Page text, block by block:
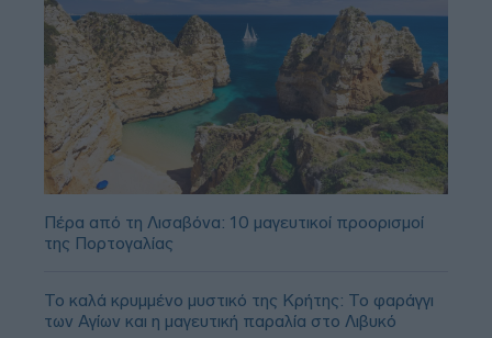
Πέρα από τη Λισαβόνα: 10 μαγευτικοί προορισμοί
της Πορτογαλίας
Το καλά κρυμμένο μυστικό της Κρήτης: Το φαράγγι
των Αγίων και η μαγευτική παραλία στο Λιβυκό